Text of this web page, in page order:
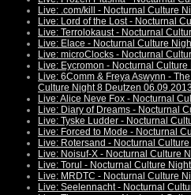
Live: .com/kill - Nocturnal Culture
Live: Lord of the Lost - Nocturnal
Live: Terrolokaust - Nocturnal
Live: Elace - Nocturnal Culture
Live: microClocks - Nocturnal
Live: Eycromon - Nocturnal
Live: 6Comm & Freya Aswynn -
Culture Night 8 Deutzen 06.09.2013
Live: Alice Neve Fox - Nocturnal
Live: Diary of Dreams - Nocturnal
Live: Tyske Ludder - Nocturnal
Live: Forced to Mode - Nocturnal
Live: Rotersand - Nocturnal
Live: Noisuf-X - Nocturnal Culture
Live: Torul - Nocturnal Culture
Live: MRDTC - Nocturnal Culture
Live: Seelennacht - Nocturnal